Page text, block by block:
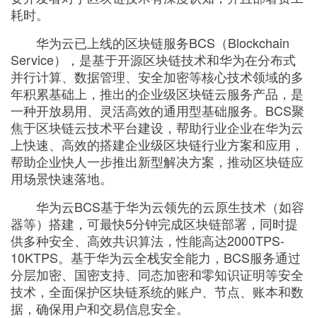
耗时。
华为云已上线的区块链服务BCS（Blockchain
Service），是基于开源区块链技术和华为在分布式
并行计算、数据管理、安全加密等核心技术领域的多
年积累基础上，推出的企业级区块链云服务产品，是
一种开放易用、灵活高效的通用型基础服务。BCS聚
焦于区块链云技术平台建设，帮助行业企业在华为云
上快速、高效的搭建企业级区块链行业方案和应用，
帮助企业快人一步推出新型解决方案，推动区块链应
用场景快速落地。
华为云BCS基于华为云领先的云原生技术（如容
器等）搭建，可最快5分钟完成区块链部署，同时提
供多种安全、高效共识算法，性能高达2000TPS-
10KTPS。基于华为云全栈安全能力，BCS服务通过
分层加密、国密支持、同态加密和零知识证明等安全
技术，全面保护区块链系统的账户、节点、账本和数
据，确保用户和交易信息安全。